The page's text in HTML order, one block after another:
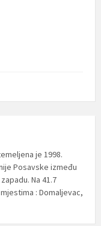
je 1998.
Posavske između
Na 41.7
: Domaljevac,